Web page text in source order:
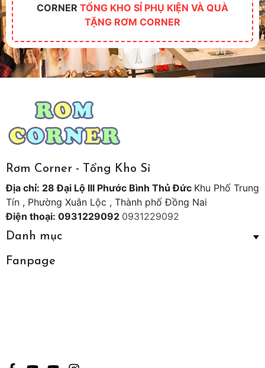
CORNER TỔNG KHO SỈ PHỤ KIỆN VÀ QUÀ
TẶNG RƠM CORNER
Rơm Corner - Tổng Kho Sỉ
Địa chỉ: 28 Đại Lộ III Phước Bình Thủ Đức Khu Phố Trung
Tín , Phường Xuân Lộc , Thành phố Đồng Nai
Điện thoại: 0931229092 0931229092
Danh mục
Fanpage